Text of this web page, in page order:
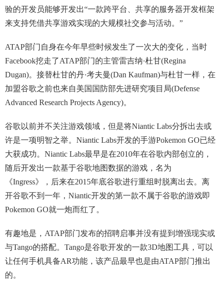
验的开发员能够开发出“一款跨平台、共享的服务器开发框架
来支持凭借共享游戏实现的大规模社交参与活动。”
ATAP部门自身在今年早些时候发生了一次大的变化，当时
Facebook挖走了ATAP部门的主管雷吉纳·杜甘(Regina
Dugan)。接替杜甘的丹·考夫曼(Dan Kaufman)与杜甘一样，在
加盟谷歌之前也来自美国国防部先进研究项目局(Defense
Advanced Research Projects Agency)。
谷歌以前并不关注游戏领域，但是将Niantic Labs分拆出去或
许是一项明智之举。Niantic Labs开发的手游Pokemon GO已经
大获成功。Niantic Labs最早是在2010年在谷歌内部创立的，
随后开发出一款基于谷歌地图数据的游戏，名为
《Ingress》，后来在2015年底谷歌进行重组时脱离出去。离
开谷歌不到一年，Niantic开发的第一款不属于谷歌的游戏即
Pokemon GO就一炮而红了。
有趣地是，ATAP部门发布的招聘启事并没有提到增强现实或
与Tango的搭配。Tango是谷歌开发的一款3D地图工具，可以
让任何手机具备AR功能，该产品最早也是由ATAP部门推出
的。